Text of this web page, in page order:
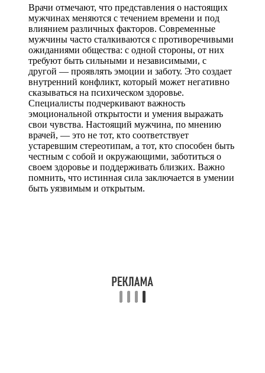
Врачи отмечают, что представления о настоящих
мужчинах меняются с течением времени и под
влиянием различных факторов. Современные
мужчины часто сталкиваются с противоречивыми
ожиданиями общества: с одной стороны, от них
требуют быть сильными и независимыми, с
другой — проявлять эмоции и заботу. Это создает
внутренний конфликт, который может негативно
сказываться на психическом здоровье.
Специалисты подчеркивают важность
эмоциональной открытости и умения выражать
свои чувства. Настоящий мужчина, по мнению
врачей, — это не тот, кто соответствует
устаревшим стереотипам, а тот, кто способен быть
честным с собой и окружающими, заботиться о
своем здоровье и поддерживать близких. Важно
помнить, что истинная сила заключается в умении
быть уязвимым и открытым.